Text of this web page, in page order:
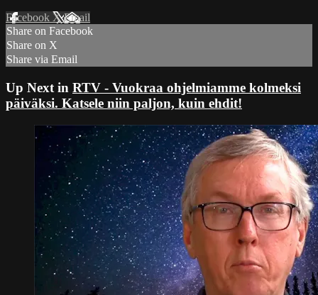
Facebook XEmail
Share on Facebook
Share on X
Share via Email
Up Next in RTV - Vuokraa ohjelmiamme kolmeksi
päiväksi. Katsele niin paljon, kuin ehdit!